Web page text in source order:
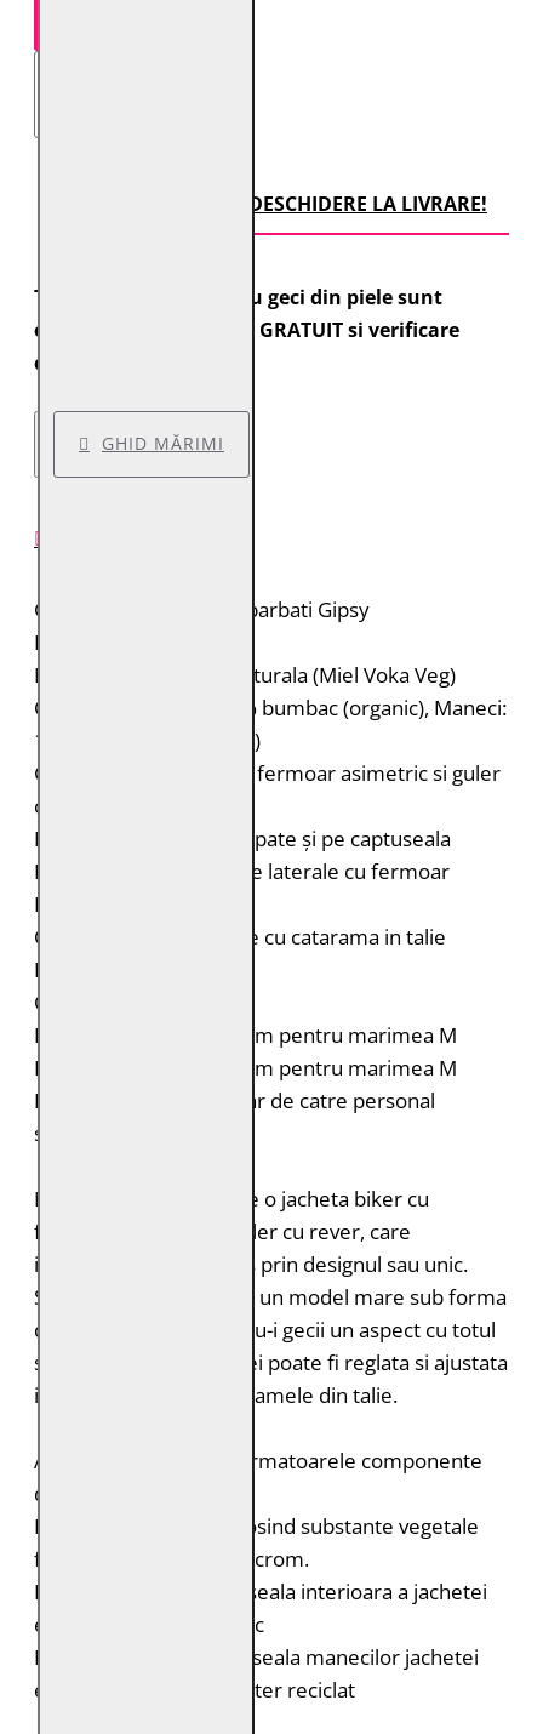
TRANSPORT CU DESCHIDERE LA LIVRARE!
Toate comenzile pentru geci din piele sunt
expediate cu transport GRATUIT si verificare
colet.
GHID MĂRIMI
Geaca de piele pentru barbati Gipsy
Brand: Gipsy 2.0
Material: 100% piele naturala (Miel Voka Veg)
Captuseala: Corp: 100% bumbac (organic), Maneci:
100% poliester (reciclat)
Geaca de piele biker cu fermoar asimetric si guler
cu rever
Model tabla de sah pe spate și pe captuseala
Doua buzunare verticale laterale cu fermoar
Buzunar interior
Curele laterale reglabile cu catarama in talie
Fermoar la maneci
Croiala: Slim Fit
Lungimea spatelui: 64 cm pentru marimea M
Lungimea manecii: 68 cm pentru marimea M
Intretinere: Spalare doar de catre personal
specializat
Modelul G2MMillas este o jacheta biker cu
fermoar asimetric si guler cu rever, care
impresioneaza mai ales prin designul sau unic.
Spatele este decorat cu un model mare sub forma
de tabla de sah, oferindu-i gecii un aspect cu totul
special. Latimea jachetei poate fi reglata si ajustata
individual folosind cataramele din talie.
Acest produs contine urmatoarele componente
durabile:
Pielea este tabacita folosind substante vegetale
fara adaos de saruri de crom.
Bumbac organic: captuseala interioara a jachetei
este din bumbac organic
Poliester reciclat: captuseala manecilor jachetei
este realizata din poliester reciclat